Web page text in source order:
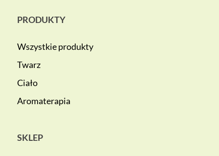
PRODUKTY
Wszystkie produkty
Twarz
Ciało
Aromaterapia
SKLEP